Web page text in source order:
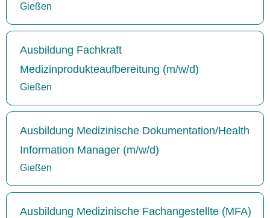
Gießen
Ausbildung Fachkraft
Medizinprodukteaufbereitung (m/w/d)
Gießen
Ausbildung Medizinische Dokumentation/Health
Information Manager (m/w/d)
Gießen
Ausbildung Medizinische Fachangestellte (MFA)